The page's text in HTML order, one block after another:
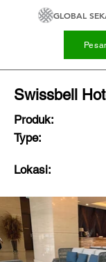
GLOBAL
Swissbell
Produk:
Type:
Lokasi: